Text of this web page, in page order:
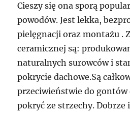
Cieszy się ona sporą
powodów. Jest lekka,
pielęgnacji oraz montażu .
ceramicznej są:
naturalnych surowców i
pokrycie dachowe.Są
przeciwieństwie do
pokryć ze strzechy. Dobrze